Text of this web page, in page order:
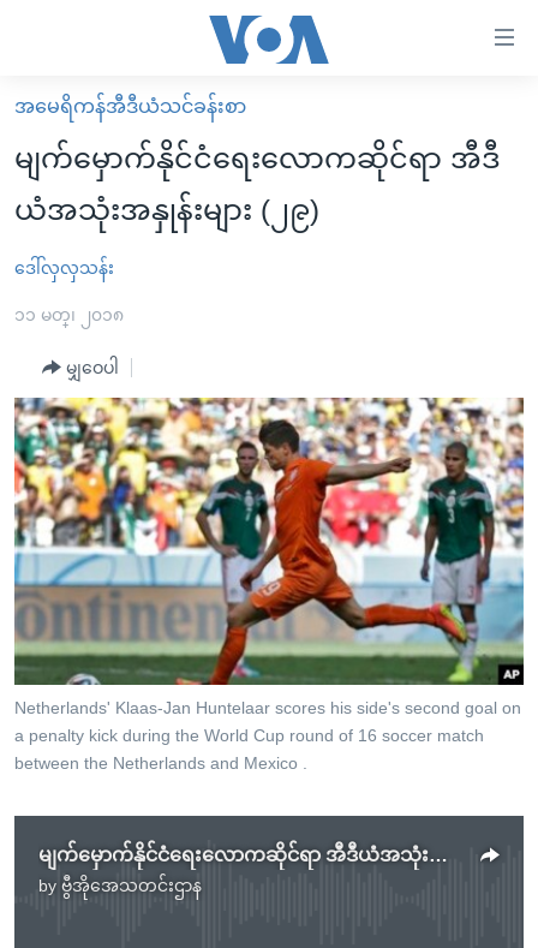
လွယ်ကူ
စေ
သည့်
များ
ပင်မ
ကျော်
ကြည့်
ရန်
ပင်မ
အ
ညွန်း
စာမျက်နှာ
သို့
ကျော်
ကြည့်
ရန်
ရှာဖွေ
မူလစာမျက်နှာ
မြန်မာ
ကမ္ဘာ့သတင်းများ
နိုင်ငံတကာ
အစ္စရေး-ပါလက်စတိုင်း
ဗွီဒီယို
အင်္ဂလိပ်စာလေ့လာမယ်
အမေရိကန်သုံးအီဒီယံ
မကြေးမုံရဲ့ အင်္ဂလိပ်စာ
ရုပ်ရှင်ထဲက အင်္ဂလိပ်စာ
သုတပဒေသာ အင်္ဂလိပ်စာ
အပတ်စဉ်ကဏ္ဍများ
ရေဒီယို
တီဗွီ
ရေဒီယိုနှင့်ရုပ်သံ အချက်အလက်များ
ရေဒီယို/တီဗွီအစီအစဉ်
Learning English
ဗွီအိုအေ လူမှုကွန်ယက်များ
ဘာသာစကားများ
အမေရိကန်အီဒီယံသင်ခန်းစာ
မျက်မှောက်နိုင်ငံရေးလောကဆိုင်ရာ အီဒီ
ယံအသုံးအနှုန်းများ (၂၉)
ဒေါ်လှလှသန်း
၁၁ မတ္၊ ၂၀၁၈
မျှဝေပါ
Netherlands' Klaas-Jan Huntelaar scores his side's second goal on
a penalty kick during the World Cup round of 16 soccer match
between the Netherlands and Mexico .
မျက်မှောက်နိုင်ငံရေးလောကဆိုင်ရာ အီဒီယံအသုံးအနှုန်းများ (၂၉)
by ဗွီအိုအေသတင်းဌာန
No media source currently available